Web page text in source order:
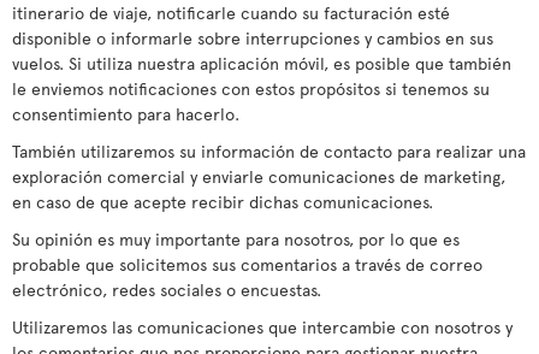
itinerario de viaje, notificarle cuando su facturación esté
disponible o informarle sobre interrupciones y cambios en sus
vuelos. Si utiliza nuestra aplicación móvil, es posible que también
le enviemos notificaciones con estos propósitos si tenemos su
consentimiento para hacerlo.
También utilizaremos su información de contacto para realizar una
exploración comercial y enviarle comunicaciones de marketing,
en caso de que acepte recibir dichas comunicaciones.
Su opinión es muy importante para nosotros, por lo que es
probable que solicitemos sus comentarios a través de correo
electrónico, redes sociales o encuestas.
Utilizaremos las comunicaciones que intercambie con nosotros y